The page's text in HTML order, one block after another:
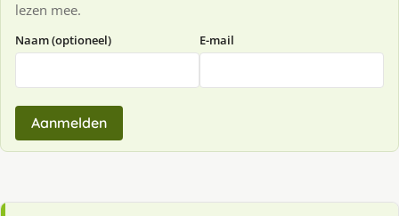
lezen mee.
Naam (optioneel) E-mail
Aanmelden